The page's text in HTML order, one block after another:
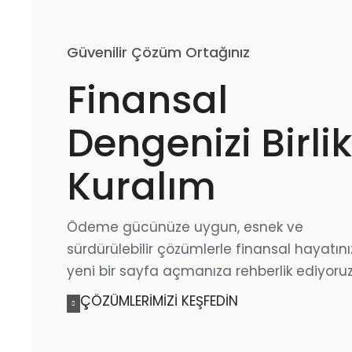
Güvenilir Çözüm Ortağınız
Finansal
Dengenizi
Kuralım
Ödeme gücünüze uygun, esnek ve
sürdürülebilir çözümlerle finansal
yeni bir sayfa açmanıza rehberlik
ÇÖZÜMLERİMİZİ KEŞFEDİN